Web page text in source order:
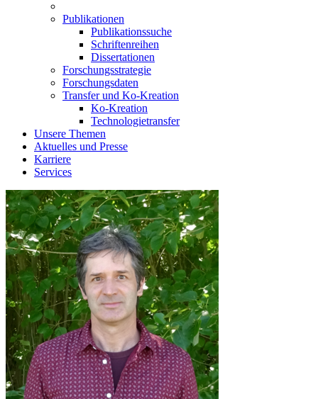
Publikationen
Publikationssuche
Schriftenreihen
Dissertationen
Forschungsstrategie
Forschungsdaten
Transfer und Ko-Kreation
Ko-Kreation
Technologietransfer
Unsere Themen
Aktuelles und Presse
Karriere
Services